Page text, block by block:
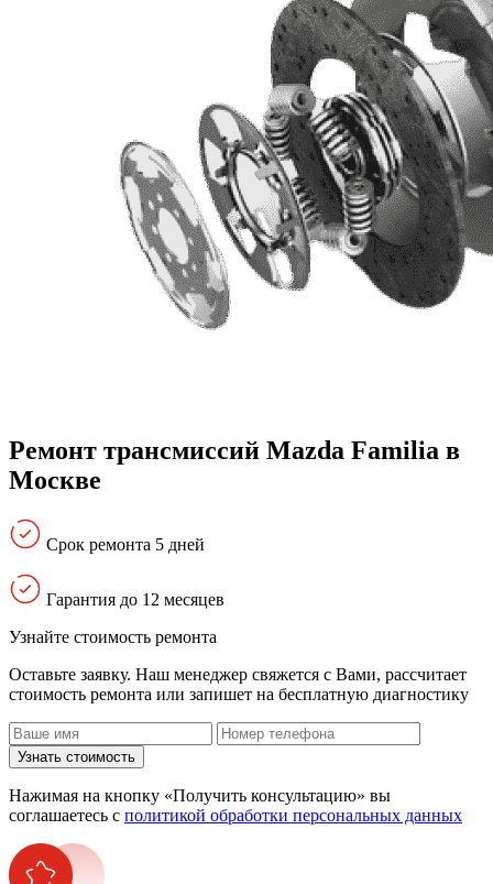
Ремонт трансмиссий Mazda Familia в
Москве
Срок ремонта 5 дней
Гарантия до 12 месяцев
Узнайте стоимость ремонта
Оставьте заявку. Наш менеджер свяжется с Вами, расcчитает
стоимость ремонта или запишет на бесплатную диагностику
Узнать стоимость
Нажимая на кнопку «Получить консультацию» вы
соглашаетесь с политикой обработки персональных данных